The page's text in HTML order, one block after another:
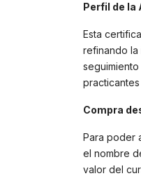
Perfil de la
Esta
refinando la
Compra
Para poder
el nombre
valor del